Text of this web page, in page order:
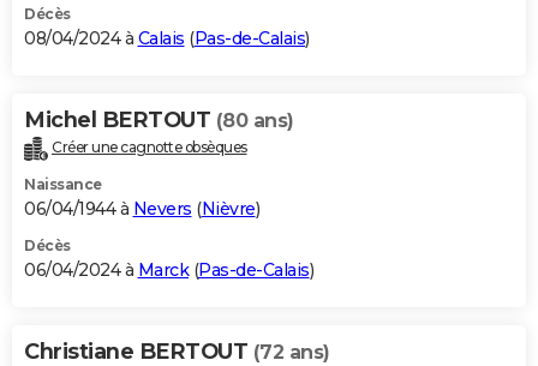
Décès
08/04/2024 à Calais (Pas-de-Calais)
Michel BERTOUT (80 ans)
Créer une cagnotte obsèques
Naissance
06/04/1944 à Nevers (Nièvre)
Décès
06/04/2024 à Marck(Pas-de-Calais)
Christiane BERTOUT (72 ans)